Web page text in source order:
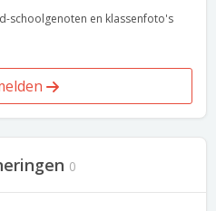
schoolgenoten en klassenfoto's
0